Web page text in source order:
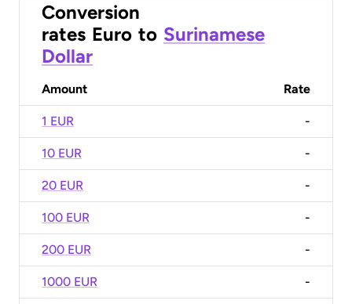
Conversion
rates Euro to Surinamese
Dollar
Amount Rate
1 EUR -
10 EUR -
20 EUR -
100 EUR -
200 EUR -
1000 EUR -